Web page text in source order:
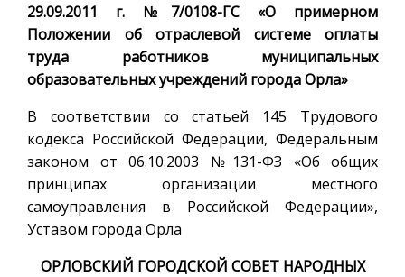
29.09.2011 г. №7/0108-ГС «О примерном
Положении об отраслевой системе оплаты
труда работников муниципальных
образовательных учреждений города Орла»
В соответствии со статьей 145 Трудового
кодекса Российской Федерации, Федеральным
законом от 06.10.2003 №131-ФЗ «Об общих
принципах организации местного
самоуправления в Российской Федерации»,
Уставом города Орла
ОРЛОВСКИЙ ГОРОДСКОЙ СОВЕТ НАРОДНЫХ